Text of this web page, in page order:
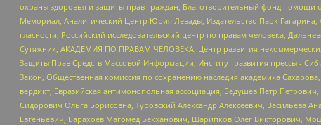
охраны здоровья и защиты прав граждан, Благотворительный фонд помощи
Мемориал, Аналитический Центр Юрия Левады, Издательство Парк
гласности, Российский исследовательский центр по правам человека,
Сутяжник, АКАДЕМИЯ ПО ПРАВАМ ЧЕЛОВЕКА, Центр развития некоммерческих
Защиты Прав Средств Массовой Информации, Институт развития прессы -
Закон, Общественная комиссия по сохранению наследия академика
вердикт, Евразийская антимонопольная ассоциация, Бедушев Петр
Сидорович Ольга Борисовна, Туровский Александр Алексеевич, Васильева
Евгеньевич, Барахоев Магомед Бекханович, Шарипков Олег Викторович,